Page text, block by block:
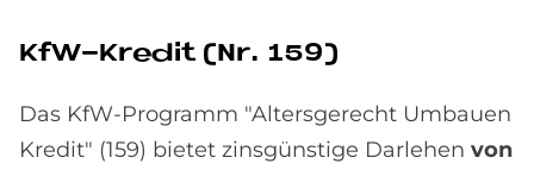
KfW-Kre­dit (Nr. 159)
Das KfW-Programm "Altersgerecht Umbauen
Kredit" (159) bietet zinsgünstige Darlehen von